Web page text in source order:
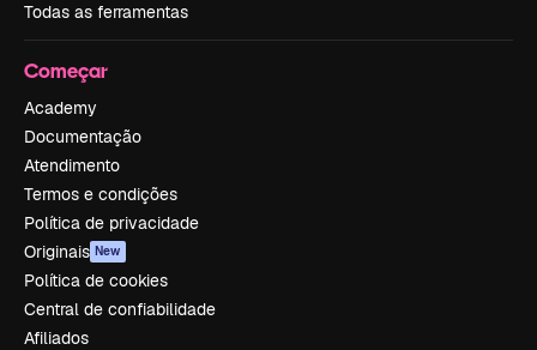
Todas as ferramentas
Começar
Academy
Documentação
Atendimento
Termos e condições
Política de privacidade
Originais New
Política de cookies
Central de confiabilidade
Afiliados